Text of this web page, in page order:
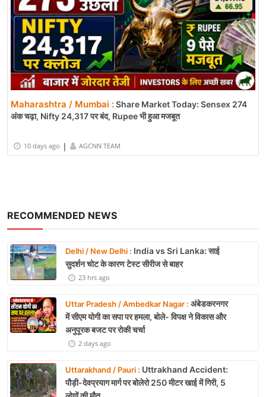
RECOMMENDED NEWS
Delhi / New Delhi : India vs Sri Lanka: साई
सुदर्शन चोट के कारण टेस्ट सीरीज से बाहर
23 hrs ago
Uttar Pradesh / Ambedkar Nagar : अंबेडकरनगर
में सीएम योगी का सपा पर हमला, बोले- विपक्ष ने विकास और
अनुपूरक बजट पर रोकी चर्चा
2 days ago
Uttarakhand / Pauri : Uttrakhand Accident:
पौड़ी-देवप्रयाग मार्ग पर बोलेरो 250 मीटर खाई में गिरी, 5
Maharashtra / Mumbai :Share Market Today: Sensex 274
अंक चढ़ा, Nifty 24,317 पर बंद, Rupee भी हुआ मजबूत
10 days ago | AGCNN TEAM